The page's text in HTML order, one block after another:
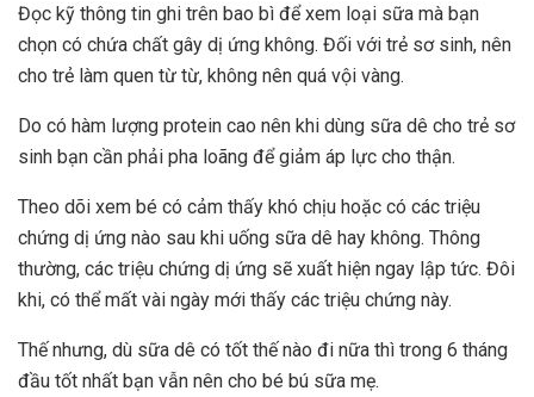
Đọc kỹ thông tin ghi trên bao bì để xem loại sữa mà bạn
chọn có chứa chất gây dị ứng không. Đối với trẻ sơ sinh, nên
cho trẻ làm quen từ từ, không nên quá vội vàng.
Do có hàm lượng protein cao nên khi dùng sữa dê cho trẻ sơ
sinh bạn cần phải pha loãng để giảm áp lực cho thận.
Theo dõi xem bé có cảm thấy khó chịu hoặc có các triệu
chứng dị ứng nào sau khi uống sữa dê hay không. Thông
thường, các triệu chứng dị ứng sẽ xuất hiện ngay lập tức. Đôi
khi, có thể mất vài ngày mới thấy các triệu chứng này.
Thế nhưng, dù sữa dê có tốt thế nào đi nữa thì trong 6 tháng
đầu tốt nhất bạn vẫn nên cho bé bú sữa mẹ.